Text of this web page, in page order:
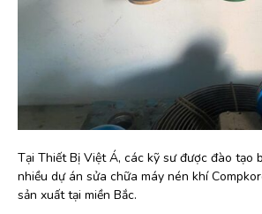
Tại Thiết Bị Việt Á, các kỹ sư được đào tạo
nhiều dự án sửa chữa máy nén khí
sản xuất tại miền Bắc.